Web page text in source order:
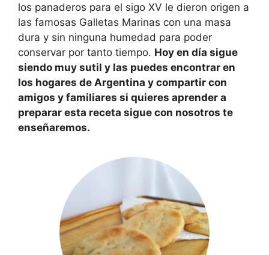
los panaderos para el sigo XV le dieron origen a
las famosas Galletas Marinas con una masa
dura y sin ninguna humedad para poder
conservar por tanto tiempo. Hoy en día sigue
siendo muy sutil y las puedes encontrar en
los hogares de Argentina y compartir con
amigos y familiares si quieres aprender a
preparar esta receta sigue con nosotros te
enseñaremos.